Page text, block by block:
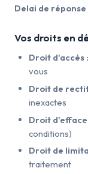
Delai de réponse
Vos droits en
Droit d'accès :
vous
Droit de
inexactes
Droit
conditions)
Droit de
traitement